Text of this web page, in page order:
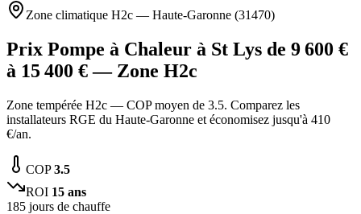
Zone climatique H2c — Haute-Garonne (31470)
Prix Pompe à Chaleur à St Lys de 9 600 €
à 15 400 € — Zone H2c
Zone tempérée H2c — COP moyen de 3.5. Comparez les
installateurs RGE du Haute-Garonne et économisez jusqu'à 410
€/an.
COP3.5
ROI 15 ans
185 jours de chauffe